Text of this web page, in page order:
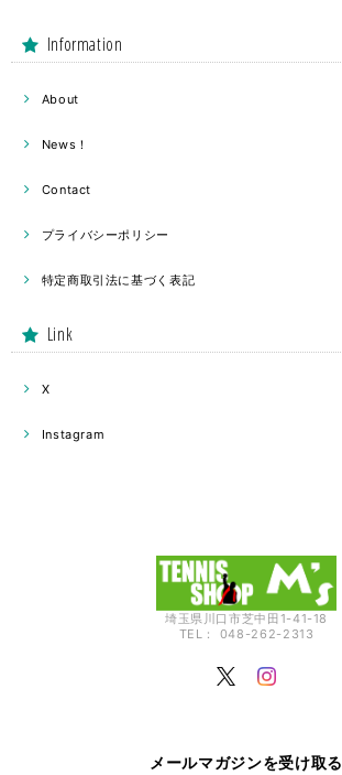
Information
About
News！
Contact
プライバシーポリシー
特定商取引法に基づく表記
Link
X
Instagram
埼玉県川口市芝中田1-41-18
TEL： 048-262-2313
メールマガジンを受け取る